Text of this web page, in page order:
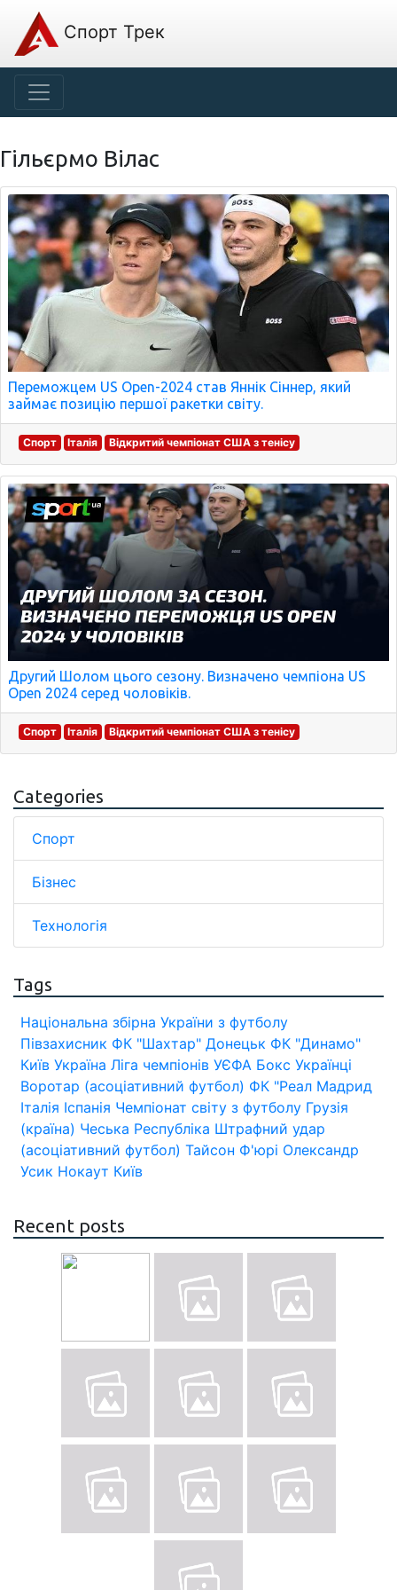
Спорт Трек
Гільєрмо Вілас
Переможцем US Open-2024 став Яннік Сіннер, який
займає позицію першої ракетки світу.
Спорт Італія Відкритий чемпіонат США з тенісу
Другий Шолом цього сезону. Визначено чемпіона US
Open 2024 серед чоловіків.
Спорт Італія Відкритий чемпіонат США з тенісу
Categories
Спорт
Бізнес
Технологія
Tags
Національна збірна України з футболу
Півзахисник ФК "Шахтар" Донецьк ФК "Динамо"
Київ Україна Ліга чемпіонів УЄФА Бокс Українці
Воротар (асоціативний футбол) ФК "Реал Мадрид
Італія Іспанія Чемпіонат світу з футболу Грузія
(країна) Чеська Республіка Штрафний удар
(асоціативний футбол) Тайсон Ф'юрі Олександр
Усик Нокаут Київ
Recent posts